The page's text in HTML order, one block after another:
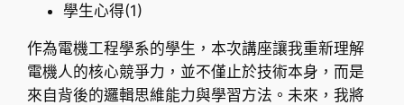
學生心得(1)
作為電機工程學系的學生，本次講座讓我重新理解
電機人的核心競爭力，並不僅止於技術本身，而是
來自背後的邏輯思維能力與學習方法。未來，我將